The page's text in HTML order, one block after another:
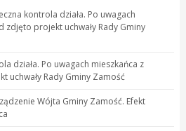
kontrola działa. Po uwagach
projekt uchwały Rady Gminy
działa. Po uwagach mieszkańca z
Rady Gminy Zamość
Wójta Gminy Zamość. Efekt